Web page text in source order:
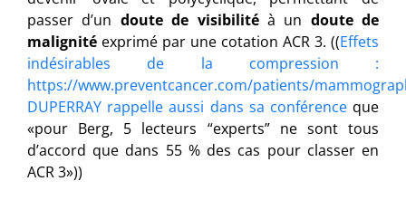
passer d’un doute de visibilitéà un doute de
malignité exprimé par une cotation ACR 3. ((Effets
indésirables de la compression :
https://www.preventcancer.com/patients/
DUPERRAY rappelle aussi dans sa conférenceque
«pour Berg, 5 lecteurs “experts” ne sont tous
d’accord que dans 55 % des cas pour classer en
ACR 3»))